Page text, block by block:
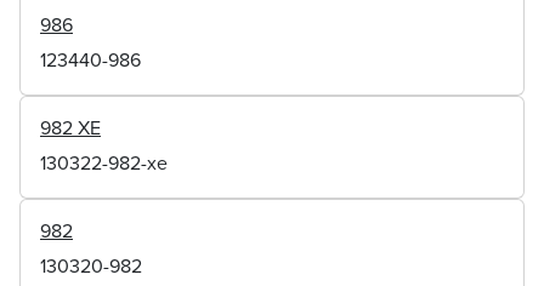
986
123440-986
982 XE
130322-982-xe
982
130320-982